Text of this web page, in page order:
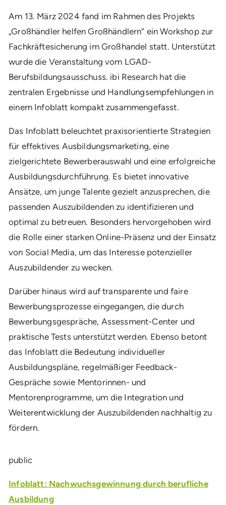
Am 13. März 2024 fand im Rahmen des Projekts
„Großhändler helfen Großhändlern“ ein Workshop zur
Fachkräftesicherung im Großhandel statt. Unterstützt
wurde die Veranstaltung vom LGAD-
Berufsbildungsausschuss. ibi Research hat die
zentralen Ergebnisse und Handlungsempfehlungen in
einem Infoblatt kompakt zusammengefasst.
Das Infoblatt beleuchtet praxisorientierte Strategien
für effektives Ausbildungsmarketing, eine
zielgerichtete Bewerberauswahl und eine erfolgreiche
Ausbildungsdurchführung. Es bietet innovative
Ansätze, um junge Talente gezielt anzusprechen, die
passenden Auszubildenden zu identifizieren und
optimal zu betreuen. Besonders hervorgehoben wird
die Rolle einer starken Online-Präsenz und der Einsatz
von Social Media, um das Interesse potenzieller
Auszubildender zu wecken.
Darüber hinaus wird auf transparente und faire
Bewerbungsprozesse eingegangen, die durch
Bewerbungsgespräche, Assessment-Center und
praktische Tests unterstützt werden. Ebenso betont
das Infoblatt die Bedeutung individueller
Ausbildungspläne, regelmäßiger Feedback-
Gespräche sowie Mentorinnen- und
Mentorenprogramme, um die Integration und
Weiterentwicklung der Auszubildenden nachhaltig zu
fördern.
public
Infoblatt: Nachwuchsgewinnung durch berufliche
Ausbildung